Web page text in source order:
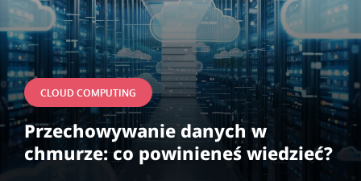
CLOUD COMPUTING
Przechowywanie danych w
chmurze: co powinieneś wiedzieć?